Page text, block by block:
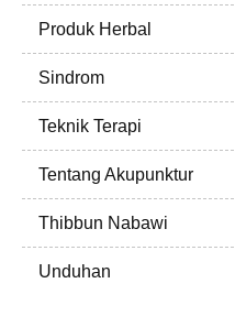
Produk Herbal
Sindrom
Teknik Terapi
Tentang Akupunktur
Thibbun Nabawi
Unduhan